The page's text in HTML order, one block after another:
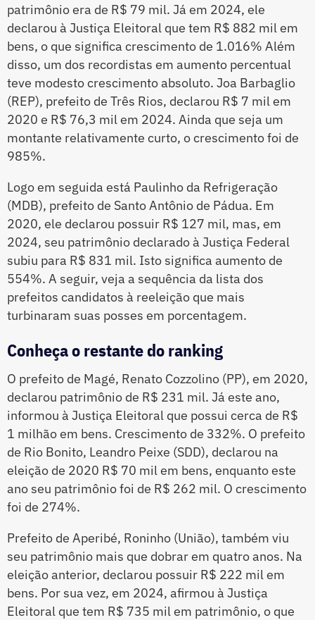
patrimônio era de R$ 79 mil. Já em 2024, ele
declarou à Justiça Eleitoral que tem R$ 882 mil em
bens, o que significa crescimento de 1.016% Além
disso, um dos recordistas em aumento percentual
teve modesto crescimento absoluto. Joa Barbaglio
(REP), prefeito de Três Rios, declarou R$ 7 mil em
2020 e R$ 76,3 mil em 2024. Ainda que seja um
montante relativamente curto, o crescimento foi de
985%.
Logo em seguida está Paulinho da Refrigeração
(MDB), prefeito de Santo Antônio de Pádua. Em
2020, ele declarou possuir R$ 127 mil, mas, em
2024, seu patrimônio declarado à Justiça Federal
subiu para R$ 831 mil. Isto significa aumento de
554%. A seguir, veja a sequência da lista dos
prefeitos candidatos à reeleição que mais
turbinaram suas posses em porcentagem.
Conheça o restante do ranking
O prefeito de Magé, Renato Cozzolino (PP), em 2020,
declarou patrimônio de R$ 231 mil. Já este ano,
informou à Justiça Eleitoral que possui cerca de R$
1 milhão em bens. Crescimento de 332%. O prefeito
de Rio Bonito, Leandro Peixe (SDD), declarou na
eleição de 2020 R$ 70 mil em bens, enquanto este
ano seu patrimônio foi de R$ 262 mil. O crescimento
foi de 274%.
Prefeito de Aperibé, Roninho (União), também viu
seu patrimônio mais que dobrar em quatro anos. Na
eleição anterior, declarou possuir R$ 222 mil em
bens. Por sua vez, em 2024, afirmou à Justiça
Eleitoral que tem R$ 735 mil em patrimônio, o que